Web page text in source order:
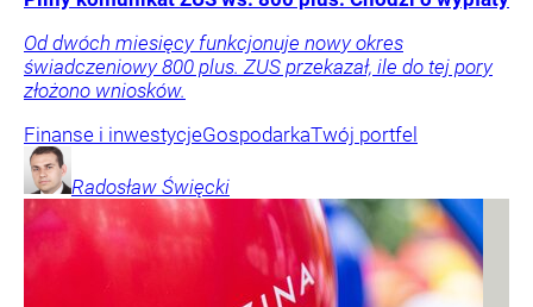
Od dwóch miesięcy funkcjonuje nowy okres
świadczeniowy 800 plus. ZUS przekazał, ile do tej pory
złożono wniosków.
Finanse i inwestycjeGospodarkaTwój portfel
Radosław Święcki